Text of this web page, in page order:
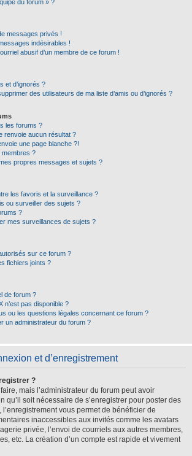
du forum » ?
messages privés !
indésirables !
abusif d’un membre de ce forum !
et d’ignorés ?
des utilisateurs de ma liste d’amis ou d’ignorés ?
les forums ?
renvoie aucun résultat ?
une page blanche ?!
?
propres messages et sujets ?
les favoris et la surveillance ?
ou surveiller des sujets ?
?
mes surveillances de sujets ?
sur ce forum ?
fichiers joints ?
de forum ?
n’est pas disponible ?
ou les questions légales concernant ce forum ?
un administrateur du forum ?
et d’enregistrement
?
mais l’administrateur du forum peut avoir
qu’il soit nécessaire de s’enregistrer pour poster des
vous permet de bénéficier de
inaccessibles aux invités comme les avatars
privée, l’envoi de courriels aux autres membres,
etc. La création d’un compte est rapide et vivement